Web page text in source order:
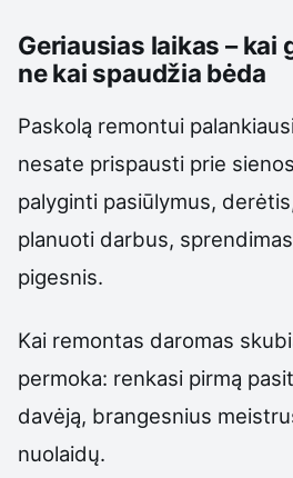
Geriausias laikas – kai
ne kai spaudžia bėda
Paskolą remontui
nesate prispausti prie
palyginti pasiūlymus,
planuoti darbus,
pigesnis.
Kai remontas daromas
permoka: renkasi pirmą
davėją, brangesnius
nuolaidų.